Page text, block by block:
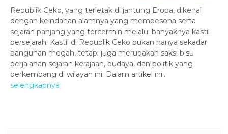
Republik Ceko, yang terletak di jantung Eropa, dikenal
dengan keindahan alamnya yang mempesona serta
sejarah panjang yang tercermin melalui banyaknya kastil
bersejarah. Kastil di Republik Ceko bukan hanya sekadar
bangunan megah, tetapi juga merupakan saksi bisu
perjalanan sejarah kerajaan, budaya, dan politik yang
berkembang di wilayah ini. Dalam artikel ini...
selengkapnya